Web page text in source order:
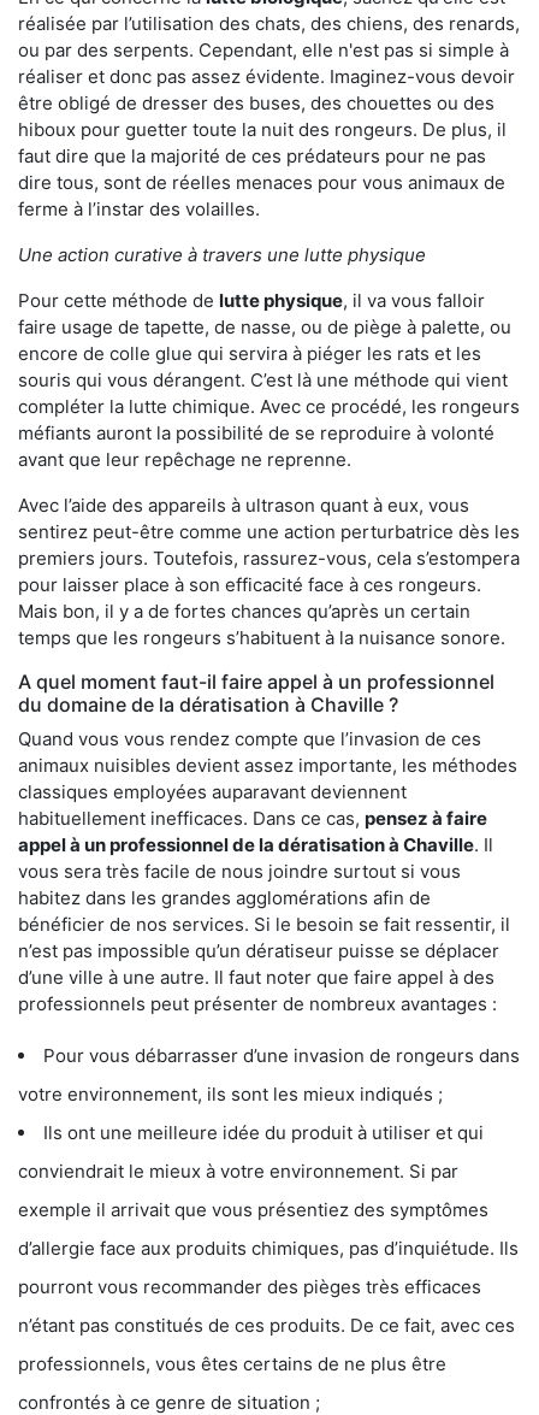
réalisée par l’utilisation des chats, des chiens, des renards,
ou par des serpents. Cependant, elle n'est pas si simple à
réaliser et donc pas assez évidente. Imaginez-vous devoir
être obligé de dresser des buses, des chouettes ou des
hiboux pour guetter toute la nuit des rongeurs. De plus, il
faut dire que la majorité de ces prédateurs pour ne pas
dire tous, sont de réelles menaces pour vous animaux de
ferme à l’instar des volailles.
Une action curative à travers une lutte physique
Pour cette méthode de lutte physique, il va vous falloir
faire usage de tapette, de nasse, ou de piège à palette, ou
encore de colle glue qui servira à piéger les rats et les
souris qui vous dérangent. C’est là une méthode qui vient
compléter la lutte chimique. Avec ce procédé, les rongeurs
méfiants auront la possibilité de se reproduire à volonté
avant que leur repêchage ne reprenne.
Avec l’aide des appareils à ultrason quant à eux, vous
sentirez peut-être comme une action perturbatrice dès les
premiers jours. Toutefois, rassurez-vous, cela s’estompera
pour laisser place à son efficacité face à ces rongeurs.
Mais bon, il y a de fortes chances qu’après un certain
temps que les rongeurs s’habituent à la nuisance sonore.
A quel moment faut-il faire appel à un professionnel
du domaine de la dératisation à Chaville ?
Quand vous vous rendez compte que l’invasion de ces
animaux nuisibles devient assez importante, les méthodes
classiques employées auparavant deviennent
habituellement inefficaces. Dans ce cas, pensez à faire
appel à un professionnel de la dératisation à Chaville. Il
vous sera très facile de nous joindre surtout si vous
habitez dans les grandes agglomérations afin de
bénéficier de nos services. Si le besoin se fait ressentir, il
n’est pas impossible qu’un dératiseur puisse se déplacer
d’une ville à une autre. Il faut noter que faire appel à des
professionnels peut présenter de nombreux avantages :
Pour vous débarrasser d’une invasion de rongeurs dans
votre environnement, ils sont les mieux indiqués ;
Ils ont une meilleure idée du produit à utiliser et qui
conviendrait le mieux à votre environnement. Si par
exemple il arrivait que vous présentiez des symptômes
d’allergie face aux produits chimiques, pas d’inquiétude. Ils
pourront vous recommander des pièges très efficaces
n’étant pas constitués de ces produits. De ce fait, avec ces
professionnels, vous êtes certains de ne plus être
confrontés à ce genre de situation ;